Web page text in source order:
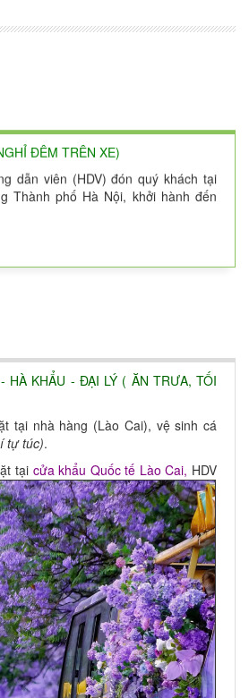
ĐÊM TRÊN XE)
dẫn viên (HDV) đón quý khách tại
Thành phố Hà Nội, khởi hành đến
HÀ KHẨU - ĐẠI LÝ ( ĂN TRƯA, TỐI
tại nhà hàng (Lào Cai), vệ sinh cá
tự túc).
tạicửa khẩu Quốc tế Lào Cai, HDV